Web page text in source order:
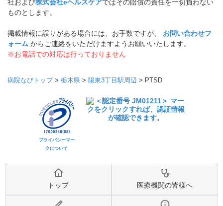
社および株式会社eヘルスケアではその賠償の責任を一切負わない
ものとします。
掲載情報に誤りがある場合には、お手数ですが、 お問い合わせフ
ォーム からご連絡をいただけますようお願いいたします。
※お電話での対応は行っておりません
病院なびトップ> 栃木県 > 陽東3丁目駅周辺 > PTSD
プライバシーマー
クについて
トップ 医療機関の皆様へ